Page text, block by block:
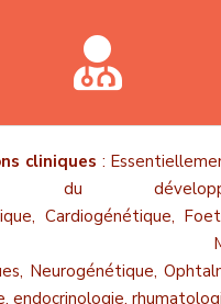

cliniques :
du
Cardiogénétique,
Neurogénétique,
endocrinologie,